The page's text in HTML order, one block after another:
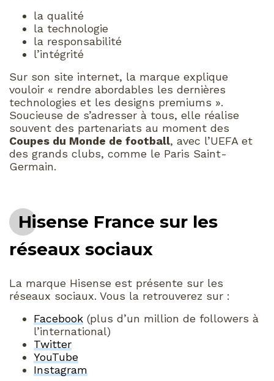
la qualité
la technologie
la responsabilité
l’intégrité
Sur son site internet, la marque explique
vouloir « rendre abordables les dernières
technologies et les designs premiums ».
Soucieuse de s’adresser à tous, elle réalise
souvent des partenariats au moment des
Coupes du Monde de football, avec l’UEFA et
des grands clubs, comme le Paris Saint-
Germain.
Hisense France sur les
réseaux sociaux
La marque Hisense est présente sur les
réseaux sociaux. Vous la retrouverez sur :
Facebook (plus d’un million de followers à
l’international)
Twitter
YouTube
Instagram